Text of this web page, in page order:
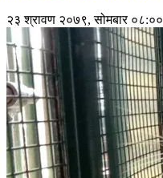
२३ श्रावण २०७९, सोमबार ०८:००